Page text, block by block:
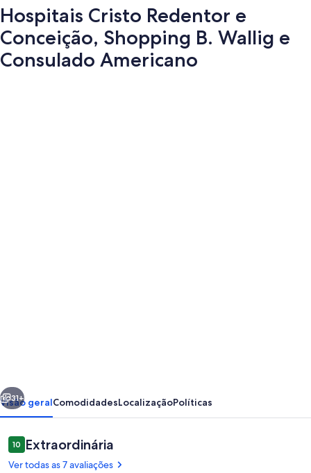
Hospitais Cristo Redentor e
Conceição, Shopping B. Wallig e
Consulado Americano
Conceição,
Shopping
B.
Wallig
Próximo
31+
Visão geralComodidadesLocalizaçãoPolíticas
Avaliações
1010 de 10
Extraordinária
Ver todas as 7 avaliações